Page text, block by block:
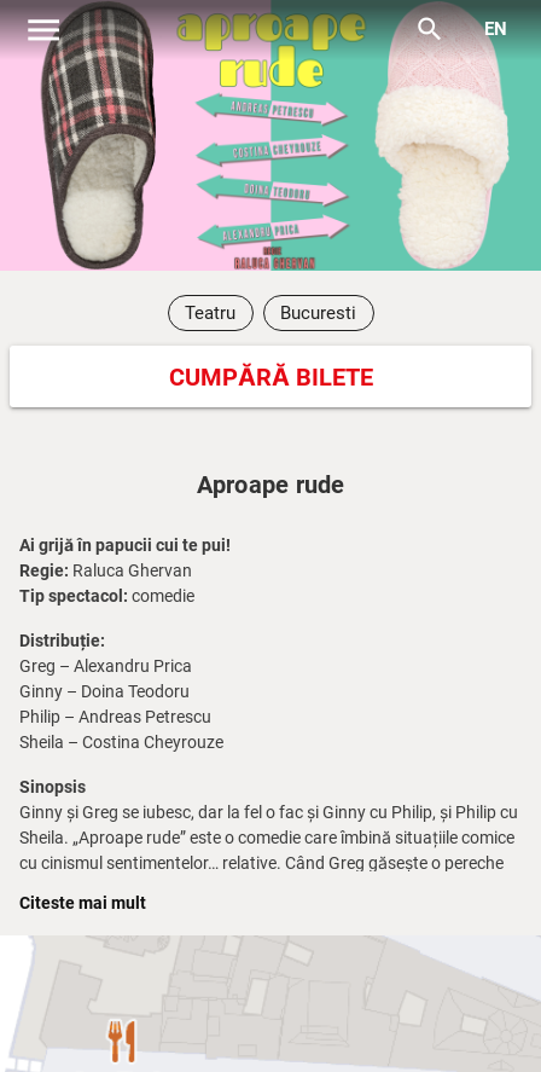
menu search EN
Teatru Bucuresti
CUMPĂRĂ BILETE
Aproape rude
Ai grijă în papucii cui te pui!
Regie: Raluca Ghervan
Tip spectacol: comedie
Distribuție:
Greg – Alexandru Prica
Ginny – Doina Teodoru
Philip – Andreas Petrescu
Sheila – Costina Cheyrouze
Sinopsis
Ginny și Greg se iubesc, dar la fel o fac și Ginny cu Philip, și Philip cu
Sheila. „Aproape rude” este o comedie care îmbină situațiile comice
cu cinismul sentimentelor… relative. Când Greg găsește o pereche
neașteptată: pentru a-și ascunde infidelitatea, Ginny minte că sunt
papucii tatălui ei.
Plecând pe urmele iubitei, Greg dă nas în nas cu cel pe care îl crede
tatăl lui Ginny – amantul, care joacă rolul figurii paterne. Doar că…
nimeni nu i-a spus și soției lui, Sheila, despre tot acest spectacol.
Motiv pentru care întâlnirea dintre Greg, Ginny, Philip și Sheila
Citeste mai mult